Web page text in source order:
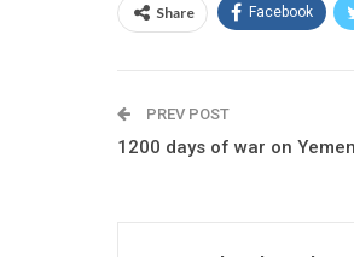
Share Facebook
PREV POST
1200 days of war on Yemen